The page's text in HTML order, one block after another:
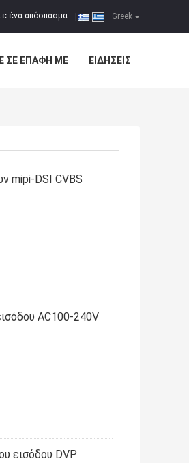
Greek
ένα απόσπασμα
ΣΕ ΕΠΑΦΉ ΜΕ ΕΙΔΉΣΕΙΣ
mipi-DSI CVBS
AC100-240V
εισόδου DVP